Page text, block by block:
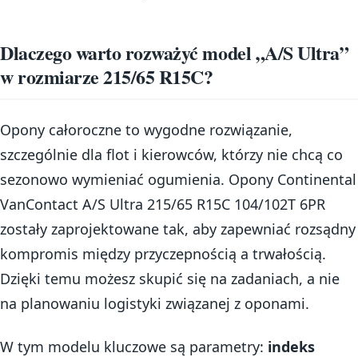
Dlaczego warto rozważyć model „A/S Ultra”
w rozmiarze 215/65 R15C?
Opony całoroczne to wygodne rozwiązanie,
szczególnie dla flot i kierowców, którzy nie chcą co
sezonowo wymieniać ogumienia. Opony Continental
VanContact A/S Ultra 215/65 R15C 104/102T 6PR
zostały zaprojektowane tak, aby zapewniać rozsądny
kompromis między przyczepnością a trwałością.
Dzięki temu możesz skupić się na zadaniach, a nie
na planowaniu logistyki związanej z oponami.
W tym modelu kluczowe są parametry: indeks